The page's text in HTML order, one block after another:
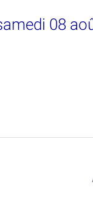
08